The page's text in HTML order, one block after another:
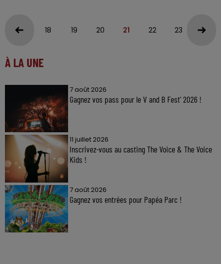
18 19 20 21 22 23 24
À LA UNE
7 août 2026
Gagnez vos pass pour le V and B Fest' 2026 !
11 juillet 2026
Inscrivez-vous au casting The Voice & The Voice
Kids !
7 août 2026
Gagnez vos entrées pour Papéa Parc !